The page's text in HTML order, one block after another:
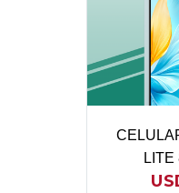
LITE